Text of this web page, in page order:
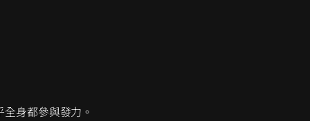
身都參與發力。